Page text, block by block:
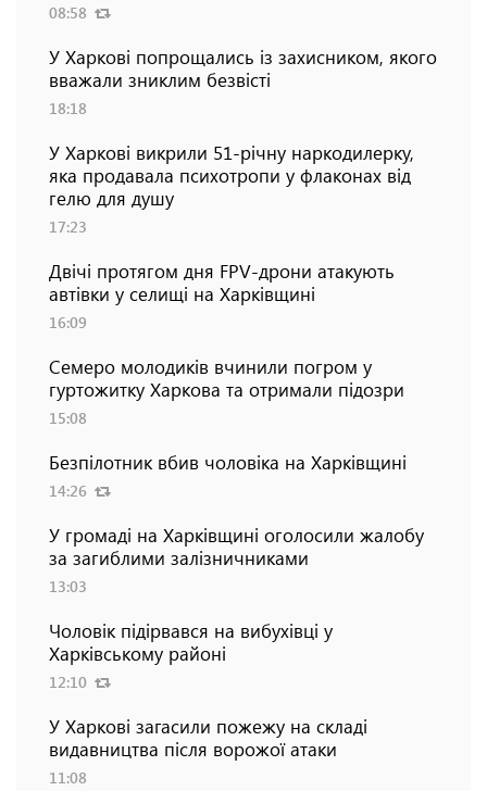
08:58
У Харкові попрощались із захисником, якого
вважали зниклим безвісті
18:18
У Харкові викрили 51-річну наркодилерку,
яка продавала психотропи у флаконах від
гелю для душу
17:23
Двічі протягом дня FPV-дрони атакують
автівки у селищі на Харківщині
16:09
Семеро молодиків вчинили погром у
гуртожитку Харкова та отримали підозри
15:08
Безпілотник вбив чоловіка на Харківщині
14:26
У громаді на Харківщині оголосили жалобу
за загиблими залізничниками
13:03
Чоловік підірвався на вибухівці у
Харківському районі
12:10
У Харкові загасили пожежу на складі
видавництва після ворожої атаки
11:08